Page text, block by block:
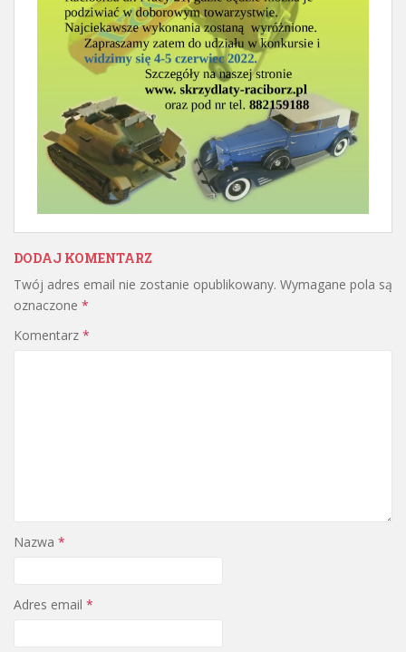
DODAJ KOMENTARZ
Twój adres email nie zostanie opublikowany. Wymagane pola są
oznaczone *
Komentarz *
Nazwa *
Adres email *